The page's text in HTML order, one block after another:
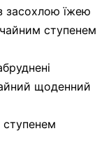
засохлою їжею
ступенем
щоденний
ступенем